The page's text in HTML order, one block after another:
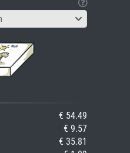
€ 54.49
€ 9.57
€ 35.81